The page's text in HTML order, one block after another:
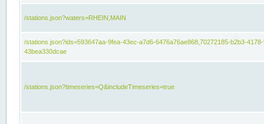
/stations.json?waters=RHEIN,MAIN
/stations.json?ids=593647aa-9fea-43ec-a7d6-6476a76ae868,70272185-b2b3-
43bea330dcae
/stations.json?timeseries=Q&includeTimeseries=true